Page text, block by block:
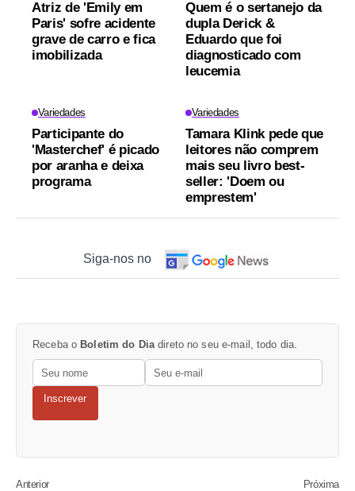
Atriz de 'Emily em
Paris' sofre acidente
grave de carro e fica
imobilizada
Quem é o sertanejo da
dupla Derick &
Eduardo que foi
diagnosticado com
leucemia
Variedades
Participante do
'Masterchef' é picado
por aranha e deixa
programa
Variedades
Tamara Klink pede que
leitores não comprem
mais seu livro best-
seller: 'Doem ou
emprestem'
Siga-nos no
Receba o Boletim do Dia direto no seu e-mail, todo dia.
Inscrever
Anterior Próxima